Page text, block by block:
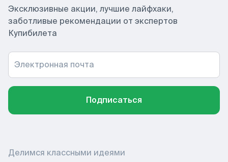
Эксклюзивные акции, лучшие лайфхаки,
заботливые рекомендации от экспертов
Купибилета
Электронная почта
Подписаться
Делимся классными идеями